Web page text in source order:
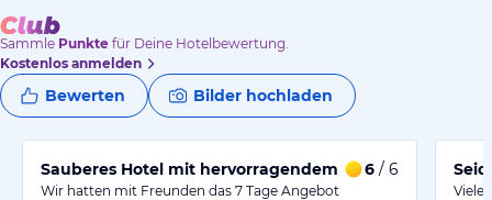
Sammle Punkte für Deine Hotelbewertung.
Kostenlos anmelden
Bewerten Bilder hochladen
Sauberes Hotel mit hervorragendem Service und
6 / 6
Wir hatten mit Freunden das 7 Tage Angebot